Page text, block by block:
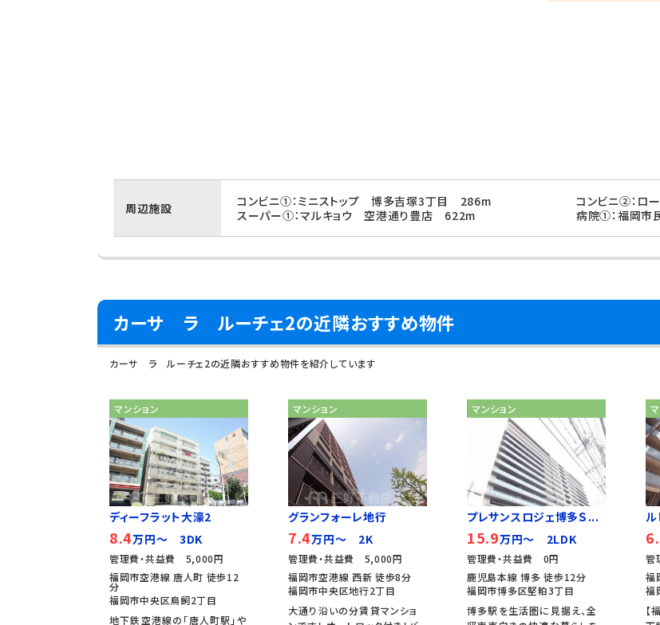
周辺施設 コンビニ①：ミニストップ 博多吉塚3丁目 286m
コンビニ②：
スーパー①：マルキョウ 空港通り豊店 622m
病院①：福岡
カーサ ラ ルーチェ2の近隣おすすめ物件
カーサ ラ ルーチェ2の近隣おすすめ物件を紹介しています
マンション
ディーフラット大濠2
8.4万円～ 3DK
管理費・共益費 5,000円
福岡市空港線 唐人町 徒歩12
分
福岡市中央区鳥飼2丁目
地下鉄空港線の「唐人町駅」や
マンション
グランフォーレ地行
7.4万円～ 2K
管理費・共益費 5,000円
福岡市空港線 西新 徒歩8分
福岡市中央区地行2丁目
大通り沿いの分賃貸マンショ
マンション
プレサンスロジェ博多Ｓ...
15.9万円～ 2LDK
管理費・共益費 0円
鹿児島本線 博多 徒歩12分
福岡市博多区堅粕3丁目
博多駅を生活圏に見据え、全
ル
管
福
福
【